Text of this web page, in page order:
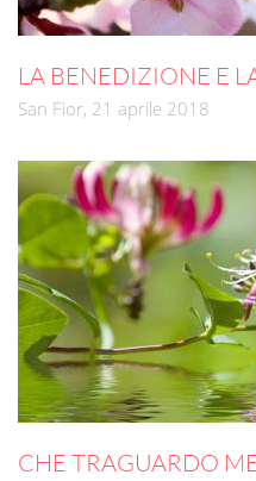
LA BENEDIZIONE E
San Fior, 21 aprile 2018
CHE TRAGUARDO